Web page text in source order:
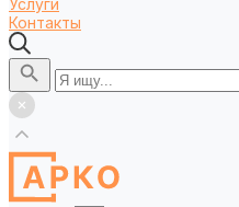
Услуги
Контакты